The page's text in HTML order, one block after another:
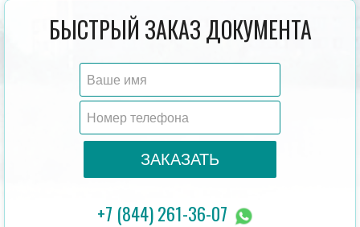
БЫСТРЫЙ ЗАКАЗ ДОКУМЕНТА
ЗАКАЗАТЬ
+7 (844) 261-36-07